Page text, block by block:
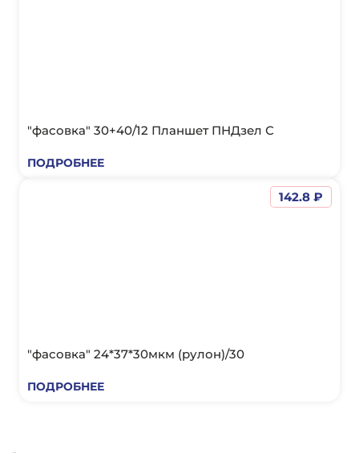
"фасовка" 30+40/12 Планшет ПНДзел С
ПОДРОБНЕЕ
"фасовка" 24*37*30мкм (рулон)/30
ПОДРОБНЕЕ
142.8 ₽